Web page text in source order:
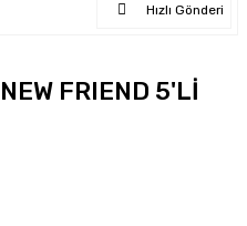
Hızlı Gönderi
FRIEND 5'Lİ